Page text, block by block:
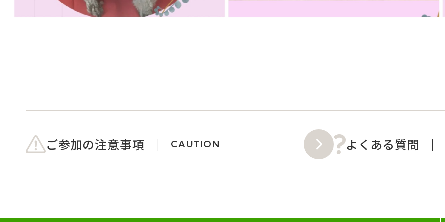
ご参加の注意事項 CAUTION よくある質問